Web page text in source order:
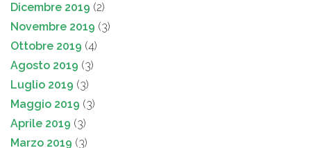
Dicembre 2019 (2)
Novembre 2019 (3)
Ottobre 2019 (4)
Agosto 2019 (3)
Luglio 2019 (3)
Maggio 2019 (3)
Aprile 2019 (3)
Marzo 2019 (3)